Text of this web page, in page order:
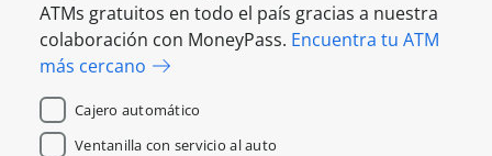
ATMs gratuitos en todo el país gracias a nuestra
colaboración con MoneyPass. Encuentra tu ATM
más cercano
Cajero automático
Ventanilla con servicio al auto